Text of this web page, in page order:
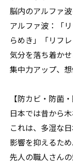
脳内のアルファ
アルファ波：「
らめき」「リフレ
気分を落ち着か
集中力アップ、
【防カビ・防菌・
日本では昔から
これは、多湿な
影響を抑えるため
先人の職人さん